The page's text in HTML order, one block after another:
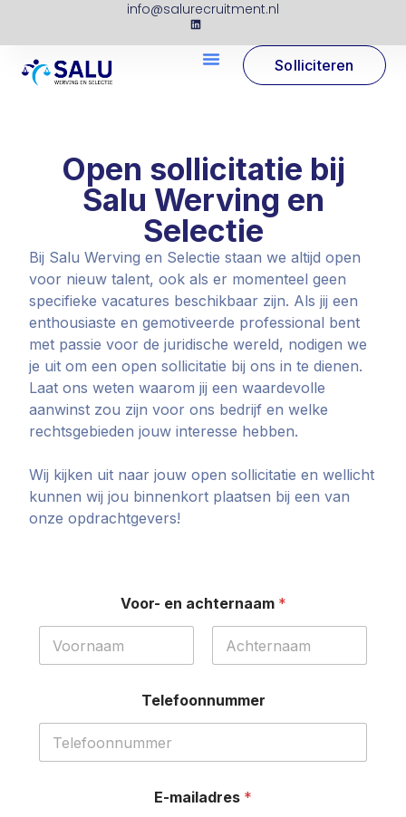
info@salurecruitment.nl
Solliciteren
Open sollicitatie bij
Salu Werving en
Selectie
Bij Salu Werving en Selectie staan we altijd open
voor nieuw talent, ook als er momenteel geen
specifieke vacatures beschikbaar zijn. Als jij een
enthousiaste en gemotiveerde professional bent
met passie voor de juridische wereld, nodigen we
je uit om een open sollicitatie bij ons in te dienen.
Laat ons weten waarom jij een waardevolle
aanwinst zou zijn voor ons bedrijf en welke
rechtsgebieden jouw interesse hebben.
Wij kijken uit naar jouw open sollicitatie en wellicht
kunnen wij jou binnenkort plaatsen bij een van
onze opdrachtgevers!
Voor- en achternaam *
Telefoonnummer
E-mailadres *